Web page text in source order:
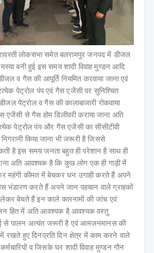
लोकसभा समेत बलरामपुर जनपद में डीजल
बनी हुई इस समय शादी विवाह मुण्डन आदि
व गैस की आपूर्ति नियमित करवाया जाना एवं
पेट्रोल पंप एवं गैस एजेंसी पर सुनिश्चित
पेट्रोल व गैस की कालाबाजारी रोकवाया
एजेंसी से गैस होम डिलीवरी कराया जाना अति
पेट्रोल पंप और गैस एजेंसी का सीसीटीवी
किया जाना भी जरूरी है जिससे
है इस समय जनता बहुत ही परेशान है साथ ही
अति आवश्यक है कि कुछ लोग एक ही गाड़ी में
महंगी कीमत में बेचकर धन उगाही करते हैं अपने
भंडारण करते हैं अपने जान पहचान वाले ग्राहकों
लेकर बेचते हैं इन काले कारनामों की जांच एवं
जन हित में अति आवश्यक है आवश्यक वस्तु
से पालन अत्यंत जरूरी है एवं आमजनमानस की
रखते हुए दिनप्रति दिन क्षेत्र में काम करने वाले
व जिसके घर शादी विवाह मुण्डन गौन